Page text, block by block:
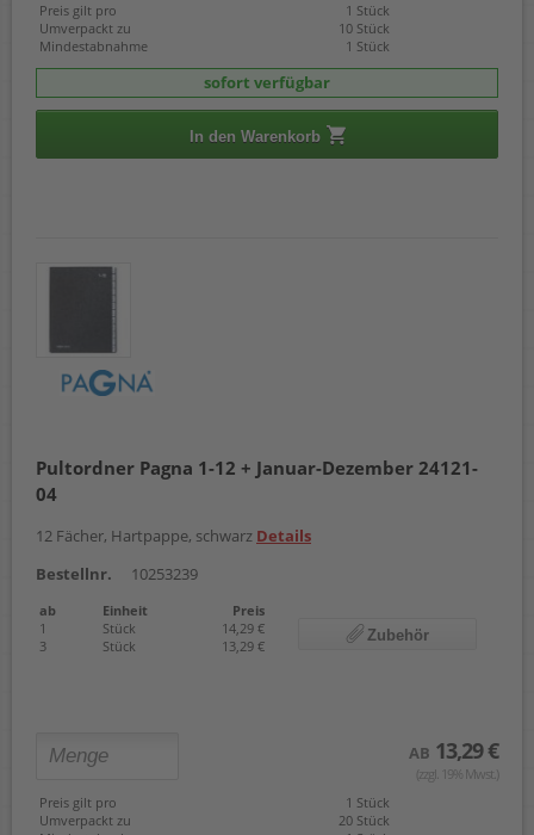
Preis gilt pro
1 Stück
Umverpackt zu
10 Stück
Mindestabnahme
1 Stück
sofort verfügbar
In den Warenkorb
Pultordner Pagna 1-12 + Januar-Dezember 24121-
04
12 Fächer, Hartpappe, schwarz Details
Bestellnr.
10253239
ab Einheit
Preis
1
Stück
14,29 €
3
Stück 13,29 €
Zubehör
AB 13,29 €
(zzgl. 19% Mwst.)
Preis gilt pro
1 Stück
Umverpackt zu
20 Stück